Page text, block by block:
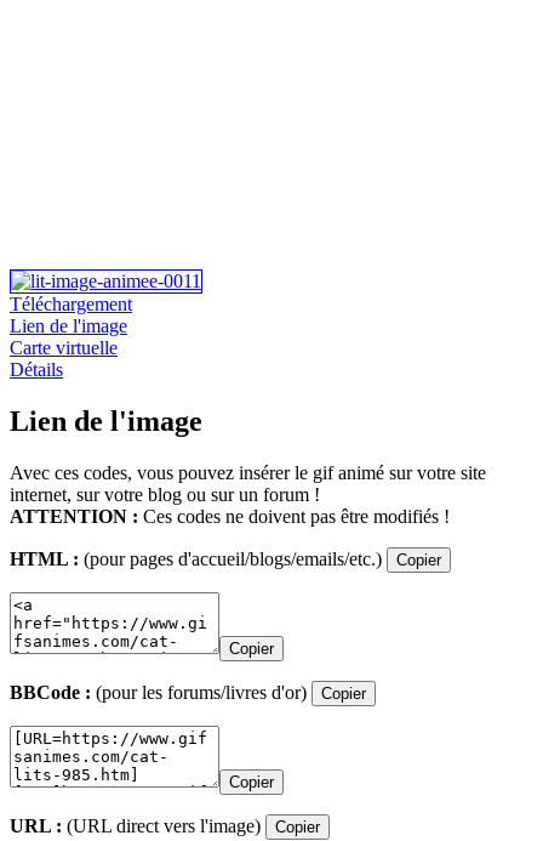
Téléchargement
Lien de l'image
Carte virtuelle
Détails
Lien de l'image
Avec ces codes, vous pouvez insérer le gif animé sur votre site
internet, sur votre blog ou sur un forum !
ATTENTION : Ces codes ne doivent pas être modifiés !
HTML : (pour pages d'accueil/blogs/emails/etc.) Copier
Copier
BBCode : (pour les forums/livres d'or) Copier
Copier
URL : (URL direct vers l'image) Copier